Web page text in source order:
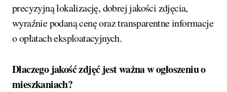
precyzyjną lokalizację, dobrej jakości zdjęcia,
wyraźnie podaną cenę oraz transparentne informacje
o opłatach eksploatacyjnych.
Dlaczego jakość zdjęć jest ważna w ogłoszeniu o
mieszkaniach?